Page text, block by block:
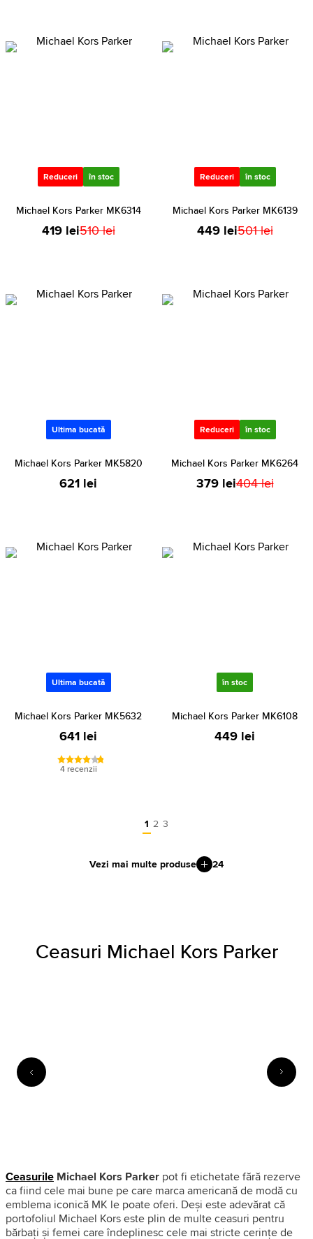
Reduceri în stoc
Michael Kors Parker MK6314
419 lei510 lei
Reduceri în stoc
Michael Kors Parker MK6139
449 lei501 lei
Ultima bucată
Michael Kors Parker MK5820
621 lei
Reduceri în stoc
Michael Kors Parker MK6264
379 lei404 lei
Ultima bucată
Michael Kors Parker MK5632
641 lei
4 recenzii
în stoc
Michael Kors Parker MK6108
449 lei
1 2 3
Vezi mai multe produse 24
Ceasuri Michael Kors Parker
Ceasurile Michael Kors Parker pot fi etichetate fără rezerve
ca fiind cele mai bune pe care marca americană de modă cu
emblema iconică MK le poate oferi. Deși este adevărat că
portofoliul Michael Kors este plin de multe ceasuri pentru
bărbați și femei care îndeplinesc cele mai stricte cerințe de